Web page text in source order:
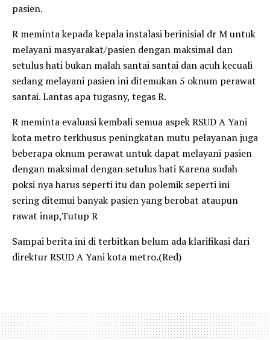
pasien.
R meminta kepada kepala instalasi berinisial dr M untuk
melayani masyarakat/pasien dengan maksimal dan
setulus hati bukan malah santai santai dan acuh kecuali
sedang melayani pasien ini ditemukan 5 oknum perawat
santai. Lantas apa tugasny, tegas R.
R meminta evaluasi kembali semua aspek RSUD A Yani
kota metro terkhusus peningkatan mutu pelayanan juga
beberapa oknum perawat untuk dapat melayani pasien
dengan maksimal dengan setulus hati Karena sudah
poksi nya harus seperti itu dan polemik seperti ini
sering ditemui banyak pasien yang berobat ataupun
rawat inap,Tutup R
Sampai berita ini di terbitkan belum ada klarifikasi dari
direktur RSUD A Yani kota metro.(Red)